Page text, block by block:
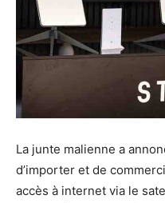
La junte malienne a
d’importer et de
accès à internet via le